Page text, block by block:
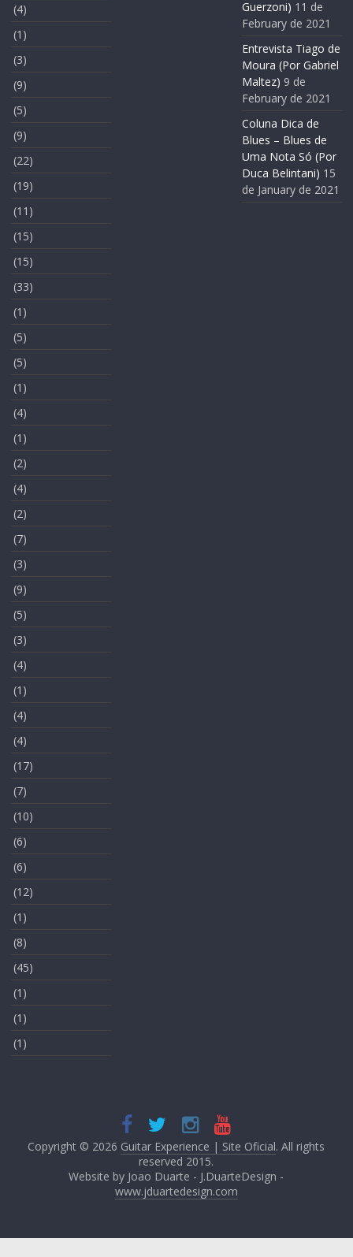
(4)
(1)
(3)
(9)
(5)
(9)
(22)
(19)
(11)
(15)
(15)
(33)
(1)
(5)
(5)
(1)
(4)
(1)
(2)
(4)
(2)
(7)
(3)
(9)
(5)
(3)
(4)
(1)
(4)
(4)
(17)
(7)
(10)
(6)
(6)
(12)
(1)
(8)
(45)
(1)
(1)
(1)
Guerzoni) 11 de
February de 2021
Entrevista Tiago de
Moura (Por Gabriel
Maltez) 9 de
February de 2021
Coluna Dica de
Blues – Blues de
Uma Nota Só (Por
Duca Belintani) 15
de January de 2021
Copyright © 2026 Guitar Experience | Site Oficial. All rights
reserved 2015.
Website by Joao Duarte - J.DuarteDesign -
www.jduartedesign.com